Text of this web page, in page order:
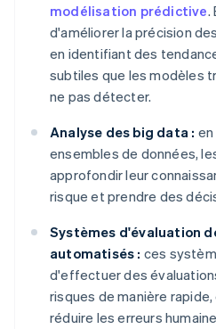
modélisation prédictive.
d'améliorer la précision
en identifiant des
subtiles que les modèles
ne pas détecter.
Analyse des big data :
ensembles de données,
approfondir leur
risque et prendre des
Systèmes d'évaluation
automatisés : ces
d'effectuer des
risques de manière
réduire les erreurs